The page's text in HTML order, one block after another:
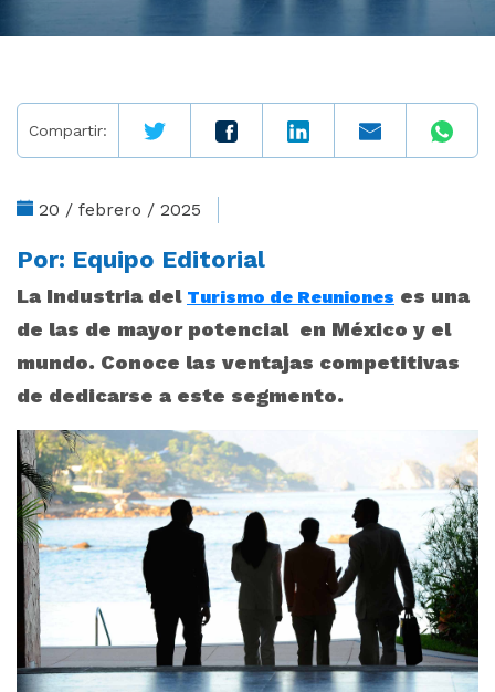
Compartir:
20 / febrero / 2025
Por: Equipo Editorial
La Industria del Turismo de Reuniones es una
de las de mayor potencial en México y el
mundo. Conoce las ventajas competitivas
de dedicarse a este segmento.